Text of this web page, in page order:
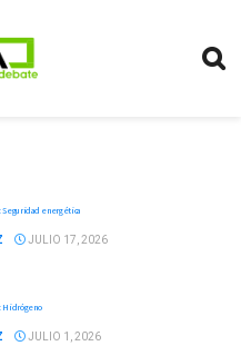
Seguridad energética
JULIO 17, 2026
Hidrógeno
JULIO 1, 2026